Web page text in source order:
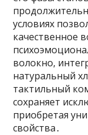
условиях
качественное
волокно,
натуральный
тактильный
сохраняет
приобретая
свойства․